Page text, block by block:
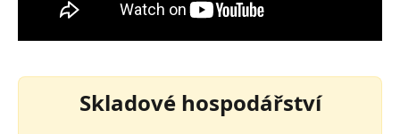
Skladové hospodářství